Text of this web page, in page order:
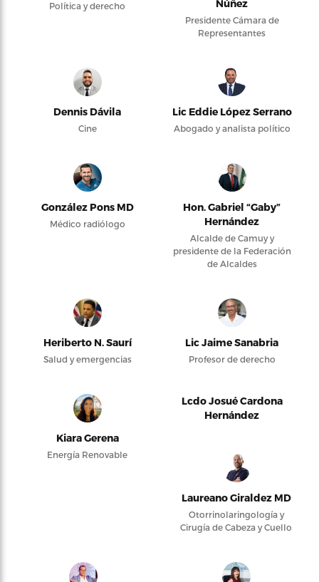
Política y derecho
Núñez
Presidente Cámara de
Representantes
Dennis Dávila
Cine
Lic Eddie López Serrano
Abogado y analista político
González Pons MD
Médico radiólogo
Hon. Gabriel “Gaby”
Hernández
Alcalde de Camuy y
presidente de la Federación
de Alcaldes
Heriberto N. Saurí
Salud y emergencias
Lic Jaime Sanabria
Profesor de derecho
Kiara Gerena
Energía Renovable
Lcdo Josué Cardona
Hernández
Laureano Giraldez MD
Otorrinolaringología y
Cirugía de Cabeza y Cuello